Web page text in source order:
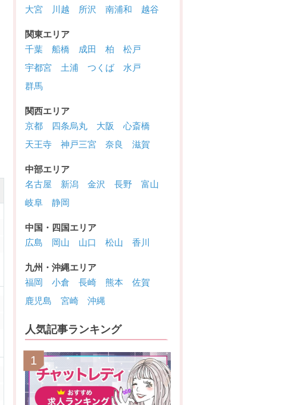
大宮
川越 所沢 南浦和 越谷
関東エリア
千葉
船橋 成田 柏
松戸
宇都宮
土浦 つくば
水戸
群馬
関西エリア
京都
四条烏丸 大阪
心斎橋
天王寺
神戸三宮 奈良 滋賀
中部エリア
名古屋
新潟 金沢 長野
富山
岐阜
静岡
中国・四国エリア
広島
岡山 山口 松山 香川
九州・沖縄エリア
福岡
小倉 長崎 熊本
佐賀
鹿児島
宮崎 沖縄
人気記事ランキング